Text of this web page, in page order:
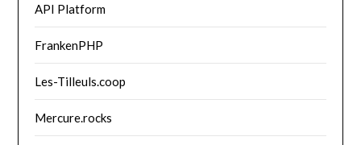
API Platform
FrankenPHP
Les-Tilleuls.coop
Mercure.rocks